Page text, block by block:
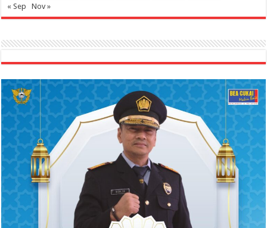
« Sep
Nov »